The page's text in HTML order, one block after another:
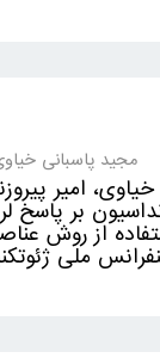
مجید پاسبانی
امیر
بر پاسخ
از روش
ملی